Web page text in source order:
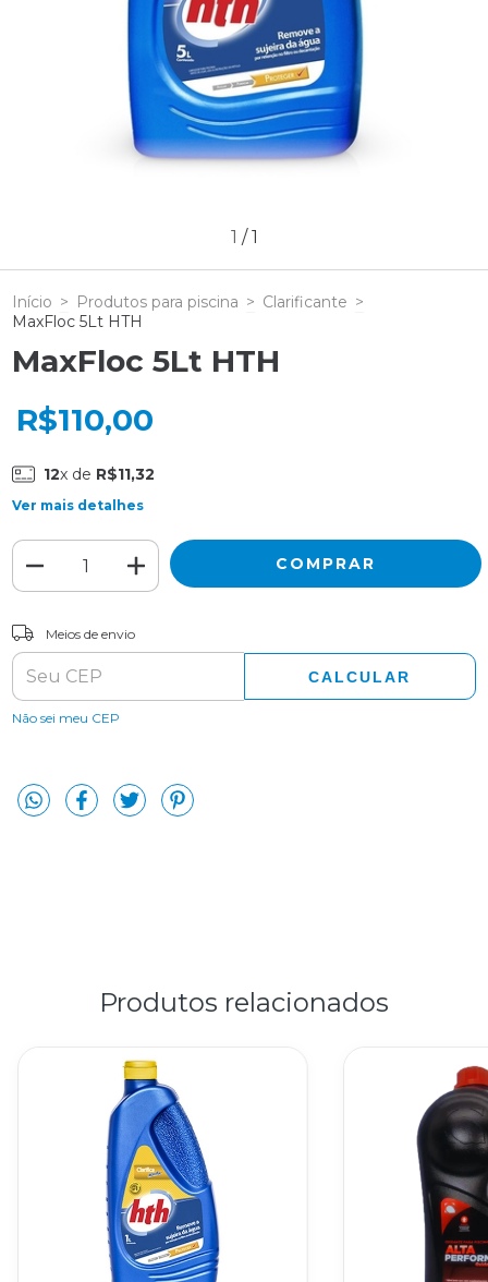
1 / 1
Início > Produtos para piscina > Clarificante >
MaxFloc 5Lt HTH
MaxFloc 5Lt HTH
R$110,00
12x de R$11,32
Ver mais detalhes
Entregas para o CEP:
Meios de envio
CALCULAR
Não sei meu CEP
Produtos relacionados